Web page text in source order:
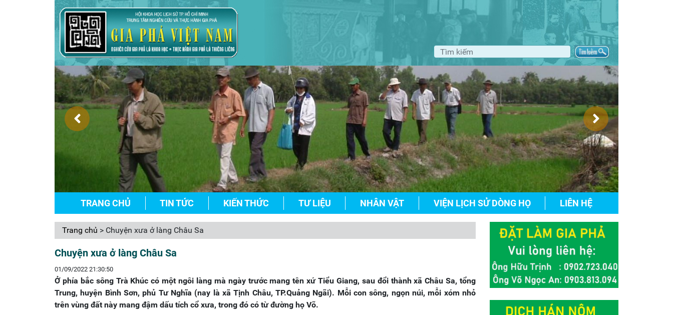
TRANG CHỦ TIN TỨC KIẾN THỨC TƯ LIỆU NHÂN VẬT VIỆN LỊCH SỬ DÒNG HỌ LIÊN HỆ
Trang chủ > Chuyện xưa ở làng Châu Sa
Chuyện xưa ở làng Châu Sa
01/09/2022 21:30:50
Ở phía bắc sông Trà Khúc có một ngôi làng mà ngày trước mang tên xứ Tiểu Giang, sau đổi thành xã Châu Sa, tổng
Trung, huyện Bình Sơn, phủ Tư Nghĩa (nay là xã Tịnh Châu, TP.Quảng Ngãi). Mỗi con sông, ngọn núi, mỗi xóm nhỏ
trên vùng đất này mang đậm dấu tích cổ xưa, trong đó có từ đường họ Võ.